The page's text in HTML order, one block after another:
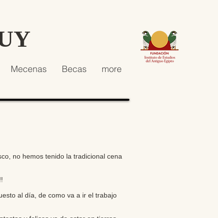
Mecenas Becas more
no hemos tenido la tradicional cena
al día, de como va a ir el trabajo